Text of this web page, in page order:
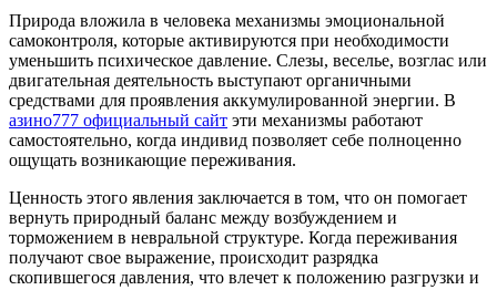
Природа вложила в человека механизмы эмоциональной
самоконтроля, которые активируются при необходимости
уменьшить психическое давление. Слезы, веселье, возглас или
двигательная деятельность выступают органичными
средствами для проявления аккумулированной энергии. В
азино777 официальный сайт эти механизмы работают
самостоятельно, когда индивид позволяет себе полноценно
ощущать возникающие переживания.
Ценность этого явления заключается в том, что он помогает
вернуть природный баланс между возбуждением и
торможением в невральной структуре. Когда переживания
получают свое выражение, происходит разрядка
скопившегося давления, что влечет к положению разгрузки и